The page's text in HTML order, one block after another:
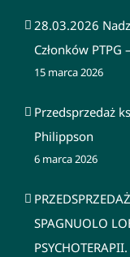
28.03.2026
Członków PTPG
15 marca 2026
Przedsprzedaż
Philippson
6 marca 2026
SPAGNUOLO